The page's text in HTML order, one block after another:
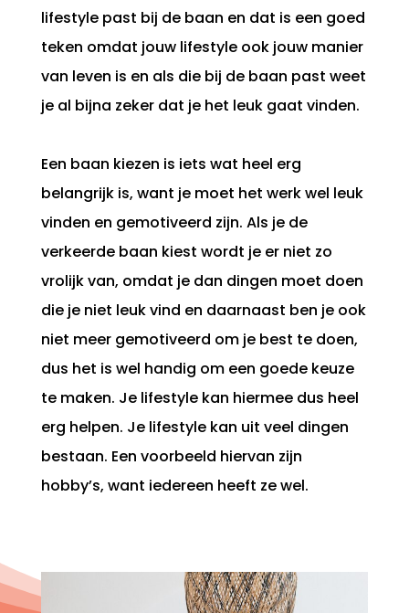
lifestyle past bij de baan en dat is een goed
teken omdat jouw lifestyle ook jouw manier
van leven is en als die bij de baan past weet
je al bijna zeker dat je het leuk gaat vinden.
Een baan kiezen is iets wat heel erg
belangrijk is, want je moet het werk wel leuk
vinden en gemotiveerd zijn. Als je de
verkeerde baan kiest wordt je er niet zo
vrolijk van, omdat je dan dingen moet doen
die je niet leuk vind en daarnaast ben je ook
niet meer gemotiveerd om je best te doen,
dus het is wel handig om een goede keuze
te maken. Je lifestyle kan hiermee dus heel
erg helpen. Je lifestyle kan uit veel dingen
bestaan. Een voorbeeld hiervan zijn
hobby’s, want iedereen heeft ze wel.